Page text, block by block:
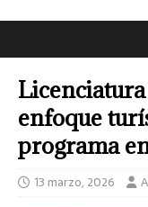
enfoque
programa
13 marzo, 2026